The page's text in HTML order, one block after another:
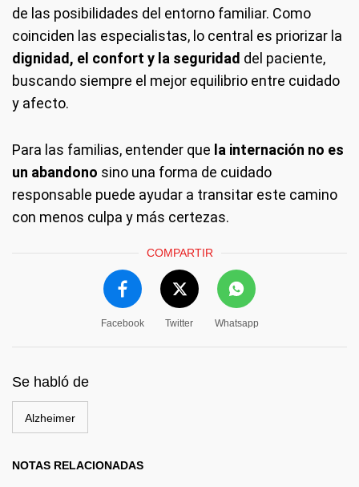
de las posibilidades del entorno familiar. Como
coinciden las especialistas, lo central es priorizar la
dignidad, el confort y la seguridad del paciente,
buscando siempre el mejor equilibrio entre cuidado
y afecto.
Para las familias, entender que la internación no es
un abandono sino una forma de cuidado
responsable puede ayudar a transitar este camino
con menos culpa y más certezas.
COMPARTIR
Facebook Twitter Whatsapp
Se habló de
Alzheimer
NOTAS RELACIONADAS